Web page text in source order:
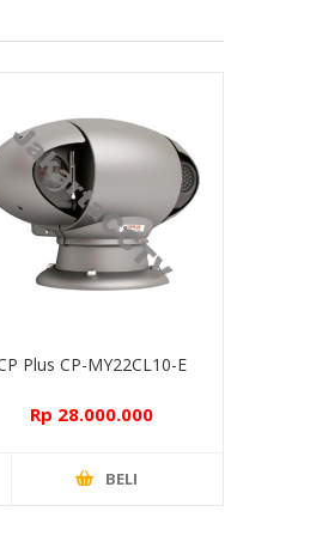
Plus CP-MY22CL10-E
Rp 28.000.000
BELI